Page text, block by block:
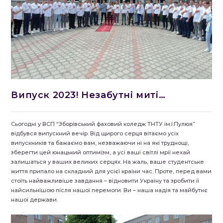
Випуск 2023! Незабутні миті…
Сьогодні у ВСП “Зборівський фаховий коледж ТНТУ ім.І.Пулюя”
відбувся випускний вечір. Від щирого серця вітаємо усіх
випускників та бажаємо вам, незважаючи ні на які труднощі,
зберегти цей юнацький оптимізм, а усі ваші світлі мрії нехай
залишаться у ваших великих серцях. На жаль, ваше студентське
життя припало на складний для усієї країни час. Проте, перед вами
стоїть найважливіше завдання – відновити Україну та зробити її
найсильнішою після нашої перемоги. Ви – наша надія та майбутнє
нашої держави.